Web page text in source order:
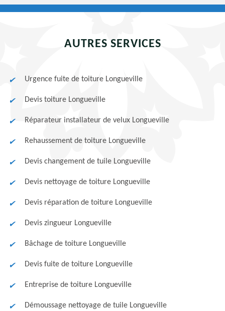
AUTRES SERVICES
Urgence fuite de toiture Longueville
Devis toiture Longueville
Réparateur installateur de velux Longueville
Rehaussement de toiture Longueville
Devis changement de tuile Longueville
Devis nettoyage de toiture Longueville
Devis réparation de toiture Longueville
Devis zingueur Longueville
Bâchage de toiture Longueville
Devis fuite de toiture Longueville
Entreprise de toiture Longueville
Démoussage nettoyage de tuile Longueville